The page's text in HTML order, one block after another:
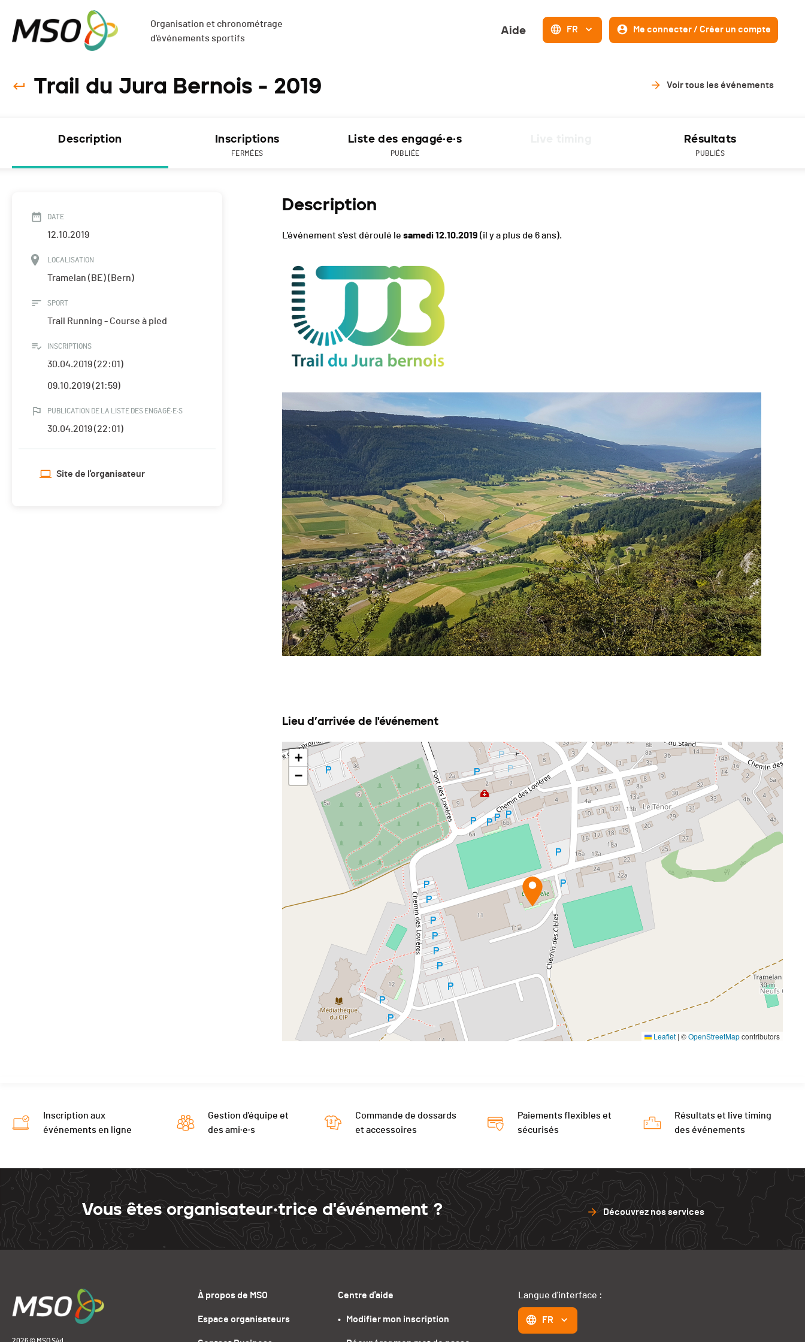
Organisation et chronométrage
d'événements sportifs
Aide FR Me connecter / Créer un compte
Trail du Jura Bernois - 2019 Voir tous les événements
Description Inscriptions
FERMÉES
Liste des engagé·e·s
PUBLIÉE
Résultats
PUBLIÉS
DATE
12.10.2019
LOCALISATION
Tramelan (BE) (Bern)
SPORT
Trail Running - Course à pied
INSCRIPTIONS
30.04.2019 (22:01)
09.10.2019 (21:59)
PUBLICATION DE LA LISTE DES ENGAGÉ·E·S
30.04.2019 (22:01)
Site de l'organisateur
Description
L'événement s'est déroulé le samedi 12.10.2019 (il y a plus de 6 ans).
Lieu d’arrivée de l'événement
+
−
Leaflet | ©OpenStreetMapcontributors
Inscription aux
événements en ligne
Gestion d'équipe et
des ami·e·s
Commande de dossards
et accessoires
Paiements flexibles et
sécurisés
Résultats et live timing
des événements
Vous êtes organisateur·trice d'événement ? Découvrez nos services
À propos de MSO
Espace organisateurs
Centre d'aide
•   Modifier mon inscription
Langue d'interface :
FR